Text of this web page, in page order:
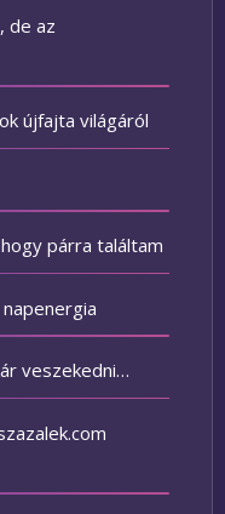
de az
újfajta világáról
párra találtam
veszekedni…